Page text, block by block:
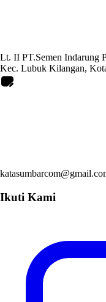
Lt. II PT.Semen Indarung
Kec. Lubuk Kilangan,
Ikuti Kami